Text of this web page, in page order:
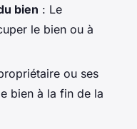
bien : Le
le bien ou à
ou ses
bien à la fin de la